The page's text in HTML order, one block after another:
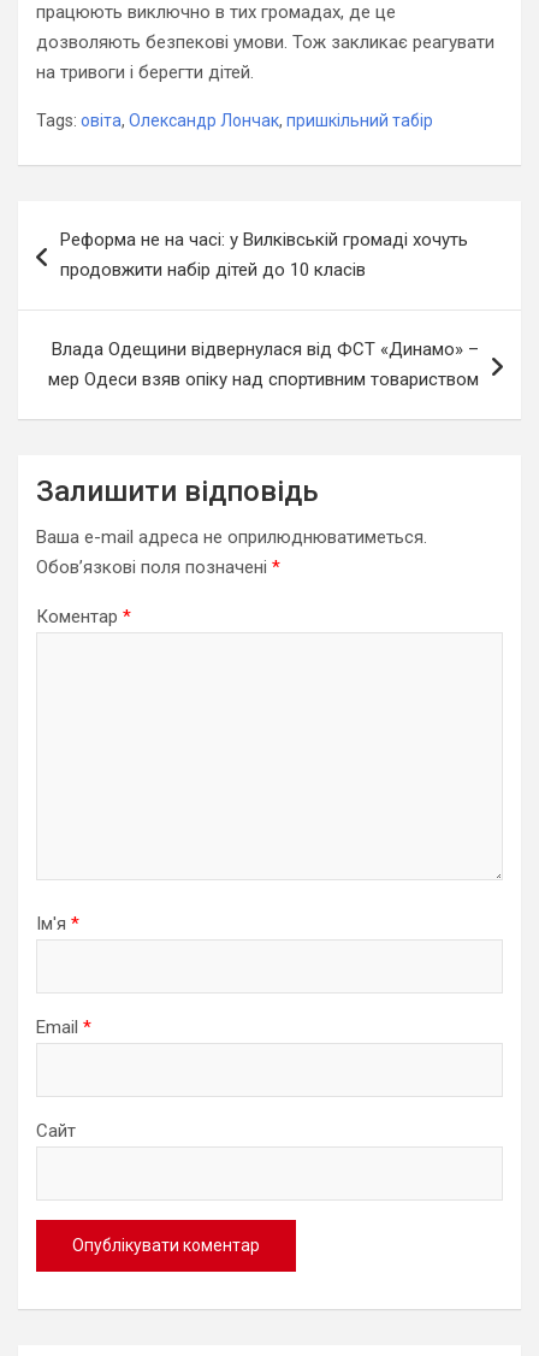
працюють виключно в тих громадах, де це
дозволяють безпекові умови. Тож закликає реагувати
на тривоги і берегти дітей.
Tags: овіта, Олександр Лончак, пришкільний табір
записів
Реформа не на часі: у Вилківській громаді хочуть
продовжити набір дітей до 10 класів
Влада Одещини відвернулася від ФСТ «Динамо» –
мер Одеси взяв опіку над спортивним товариством
Залишити відповідь
Ваша e-mail адреса не оприлюднюватиметься.
Обов’язкові поля позначені *
Коментар *
Ім'я *
Email *
Сайт